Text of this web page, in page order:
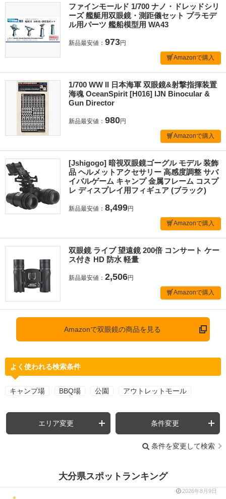
ファインモールド 1/700 ナノ・ドレッドシリ
ーズ 艦艇用双眼鏡・測距儀セット プラモデ
ル用パーツ 艦船模型用 WA43
新品最安値： 973円
Amazonで購入
1/700 WW II 日本海軍 双眼鏡&射撃指揮装置
海魂 OceanSpirit [H016] IJN Binocular &
Gun Director
新品最安値： 980円
Amazonで購入
[Jshigogo] 暗視双眼鏡ゴーグル モデル 装飾
品 ヘルメットアクセサリー 高感度調整 サバ
イバルゲーム キャンプ 金属フレーム コスプ
レ ディスプレイ用フィギュア (ブラック)
新品最安値： 8,499円
Amazonで購入
双眼鏡 ライブ 望遠鏡 200倍 コンサート ケー
ス付き HD 防水 軽量
新品最安値： 2,506円
Amazonで購入
Amazonで双眼鏡の商品を見る
よく使われる検索条件
キャンプ場 BBQ場 公園 アウトレットモール
エリア変更 条件変更
条件を変更して検索
大分県スポットランキング
2026年8月9日